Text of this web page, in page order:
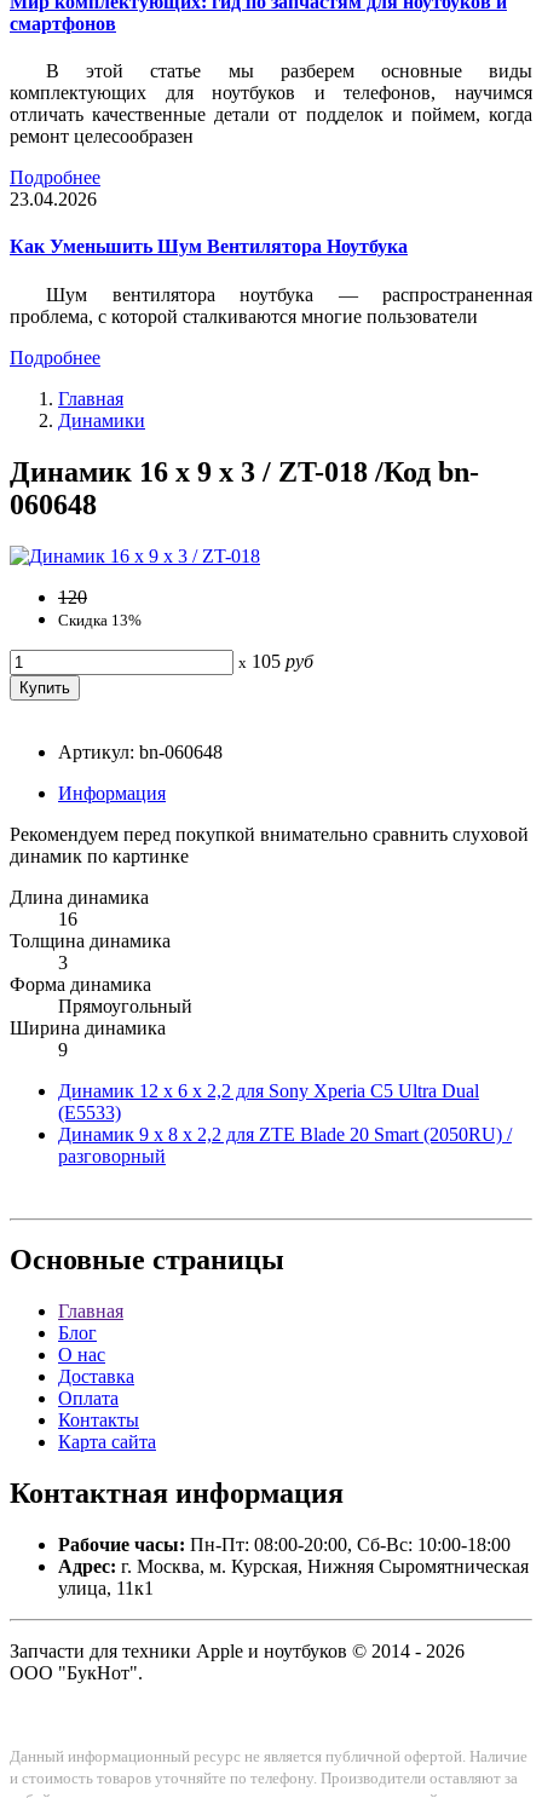
смартфонов
В этой статье мы разберем основные виды
комплектующих для ноутбуков и телефонов, научимся
отличать качественные детали от подделок и поймем, когда
ремонт целесообразен
Подробнее
23.04.2026
Как Уменьшить Шум Вентилятора Ноутбука
Шум вентилятора ноутбука — распространенная
проблема, с которой сталкиваются многие пользователи
Подробнее
Главная
Динамики
Динамик 16 x 9 x 3 / ZT-018 /Код bn-
060648
120
Скидка 13%
x 105 руб
Артикул: bn-060648
Информация
Рекомендуем перед покупкой внимательно сравнить слуховой
динамик по картинке
Длина динамика
16
Толщина динамика
3
Форма динамика
Прямоугольный
Ширина динамика
9
Динамик 12 x 6 x 2,2 для Sony Xperia C5 Ultra Dual
(E5533)
Динамик 9 x 8 x 2,2 для ZTE Blade 20 Smart (2050RU) /
разговорный
Основные страницы
Главная
Блог
О нас
Доставка
Оплата
Контакты
Карта сайта
Контактная информация
Рабочие часы: Пн-Пт: 08:00-20:00, Сб-Вс: 10:00-18:00
Адрес: г. Москва, м. Курская, Нижняя Сыромятническая
улица, 11к1
Запчасти для техники Apple и ноутбуков © 2014 - 2026
ООО "БукНот".
Данный информационный ресурс не является публичной офертой. Наличие
и стоимость товаров уточняйте по телефону. Производители оставляют за